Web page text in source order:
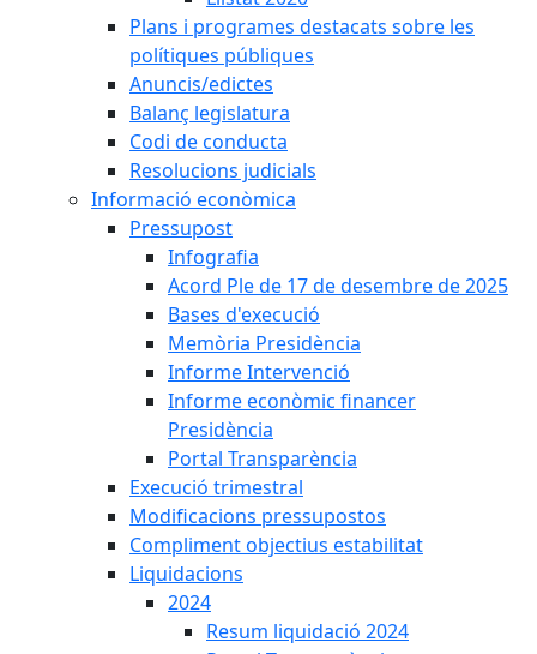
Plans i programes destacats sobre les
polítiques públiques
Anuncis/edictes
Balanç legislatura
Codi de conducta
Resolucions judicials
Informació econòmica
Pressupost
Infografia
Acord Ple de 17 de desembre de 2025
Bases d'execució
Memòria Presidència
Informe Intervenció
Informe econòmic financer
Presidència
Portal Transparència
Execució trimestral
Modificacions pressupostos
Compliment objectius estabilitat
Liquidacions
2024
Resum liquidació 2024